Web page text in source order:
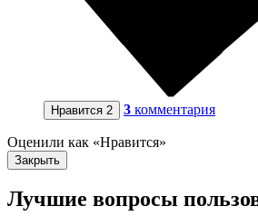
Нравится 2 3 комментария
Оценили как «Нравится»
Закрыть
Лучшие вопросы